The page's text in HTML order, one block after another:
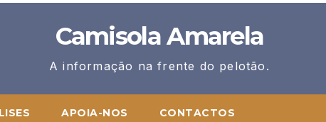
Camisola Amarela
A informação na frente do pelotão.
APOIA-NOS CONTACTOS